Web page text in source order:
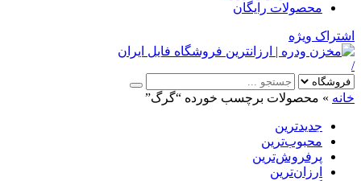
محصولات رایگان
اشتراک ویژه
/
خانه » محصولات برچسب خورده “گرگ”
جدیدترین
محبوب‌ترین
پرفروش‌ترین
ارزان‌ترین